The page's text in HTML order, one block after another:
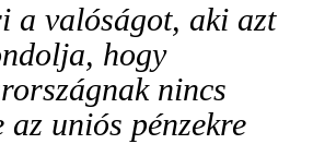
a valóságot, aki azt
hogy
nincs
az uniós pénzekre